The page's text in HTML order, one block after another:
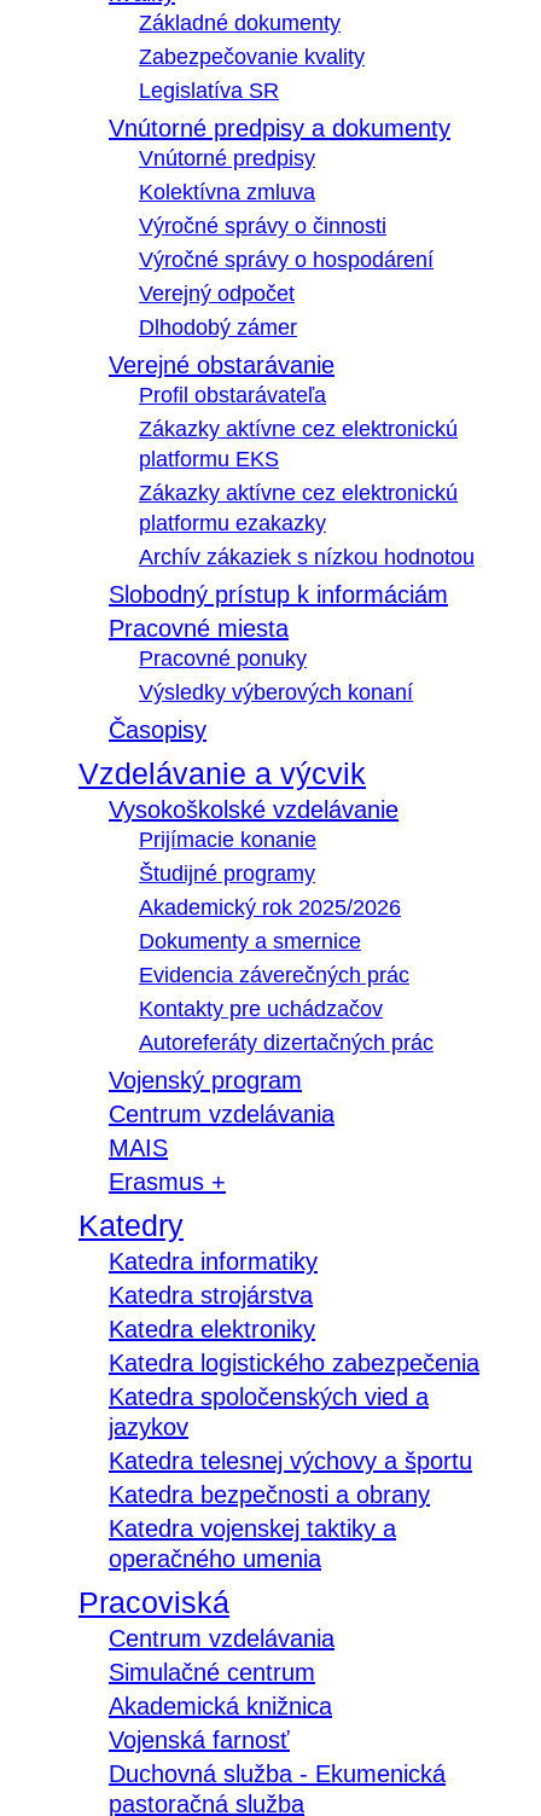
Základné dokumenty
Zabezpečovanie kvality
Legislatíva SR
Vnútorné predpisy a dokumenty
Vnútorné predpisy
Kolektívna zmluva
Výročné správy o činnosti
Výročné správy o hospodárení
Verejný odpočet
Dlhodobý zámer
Verejné obstarávanie
Profil obstarávateľa
Zákazky aktívne cez elektronickú
platformu EKS
Zákazky aktívne cez elektronickú
platformu ezakazky
Archív zákaziek s nízkou hodnotou
Slobodný prístup k informáciám
Pracovné miesta
Pracovné ponuky
Výsledky výberových konaní
Časopisy
Vzdelávanie a výcvik
Vysokoškolské vzdelávanie
Prijímacie konanie
Študijné programy
Akademický rok 2025/2026
Dokumenty a smernice
Evidencia záverečných prác
Kontakty pre uchádzačov
Autoreferáty dizertačných prác
Vojenský program
Centrum vzdelávania
MAIS
Erasmus +
Katedry
Katedra informatiky
Katedra strojárstva
Katedra elektroniky
Katedra logistického zabezpečenia
Katedra spoločenských vied a
jazykov
Katedra telesnej výchovy a športu
Katedra bezpečnosti a obrany
Katedra vojenskej taktiky a
operačného umenia
Pracoviská
Centrum vzdelávania
Simulačné centrum
Akademická knižnica
Vojenská farnosť
Duchovná služba - Ekumenická
pastoračná služba